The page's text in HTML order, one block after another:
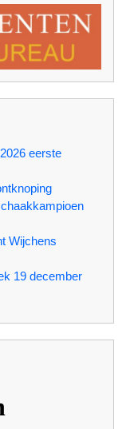
eerste
Wijchens
19 december